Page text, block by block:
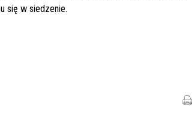
się w siedzenie.